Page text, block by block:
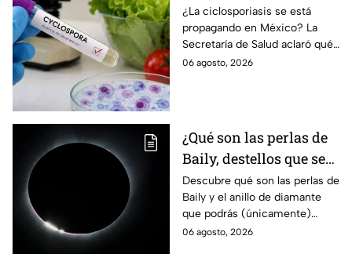
México? Salud rompe
el silencio tras 33 casos
detectados
¿La ciclosporiasis se está
propagando en México? La
Secretaría de Salud aclaró qué
ocurre tras la detección de 33
06 agosto, 2026
¿Qué son las perlas de
Baily, destellos que se
podrán ver
ÚNICAMENTE durante
el eclipse solar 2026 del
12 de agosto?
Descubre qué son las perlas de
Baily y el anillo de diamante
que podrás (únicamente)
observar durante el eclipse
06 agosto, 2026